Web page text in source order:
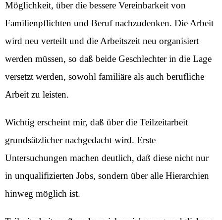
Möglichkeit, über die bessere Vereinbarkeit von
Familienpflichten und Beruf nachzudenken. Die Arbeit
wird neu verteilt und die Arbeitszeit neu organisiert
werden müssen, so daß beide Geschlechter in die Lage
versetzt werden, sowohl familiäre als auch berufliche
Arbeit zu leisten.
Wichtig erscheint mir, daß über die Teilzeitarbeit
grundsätzlicher nachgedacht wird. Erste
Untersuchungen machen deutlich, daß diese nicht nur
in unqualifizierten Jobs, sondern über alle Hierarchien
hinweg möglich ist.